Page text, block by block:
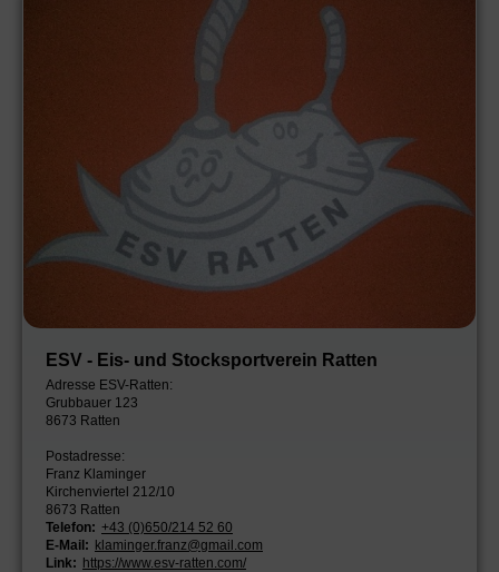
ESV - Eis- und Stocksportverein Ratten
Adresse ESV-Ratten:
Grubbauer 123
8673 Ratten
Postadresse:
Franz Klaminger
Kirchenviertel 212/10
8673 Ratten
Telefon: +43 (0)650/214 52 60
E-Mail: klaminger.franz@gmail.com
Link: https://www.esv-ratten.com/